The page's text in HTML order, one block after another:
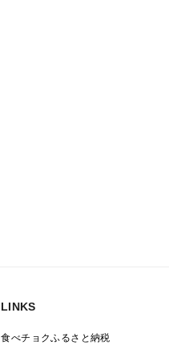
LINKS
食べチョクふるさと納税